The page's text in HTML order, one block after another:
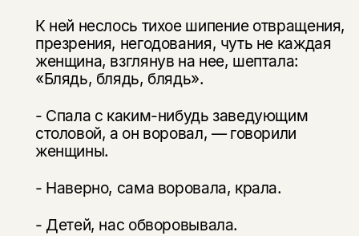
К ней неслось тихое шипение отвращения,
презрения, негодования, чуть не каждая
женщина, взглянув на нее, шептала:
«Блядь, блядь, блядь».
- Спала с каким-нибудь заведующим
столовой, а он воровал, — говорили
женщины.
- Наверно, сама воровала, крала.
- Детей, нас обворовывала.